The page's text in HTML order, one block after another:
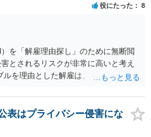
役にたった 8
を「解雇理由探し」のために無断閲
とされるリスクが非常に高いと考え
を理由とした解雇は、 採用時に虚偽
「素行の悪さ」に関する事情を具体
導を繰り返しても改善されないとい
懲戒や退職勧奨を検討するのが安全
表はプライバシー侵害にな